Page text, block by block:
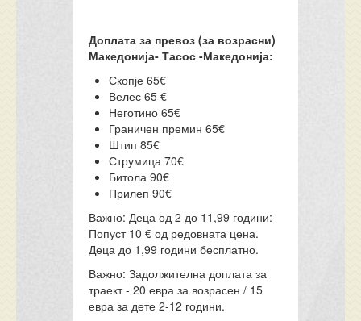
Доплата за превоз (за возрасни)
Македонија- Тасос -Македонија:
Скопје 65€
Велес 65 €
Неготино 65€
Граничен премин 65€
Штип 85€
Струмица 70€
Битола 90€
Прилеп 90€
Важно: Деца од 2 до 11,99 години:
Попуст 10 € од редовната цена.
Деца до 1,99 години бесплатно.
Важно: Задолжителна доплата за
траект - 20 евра за возрасен / 15
евра за дете 2-12 години.